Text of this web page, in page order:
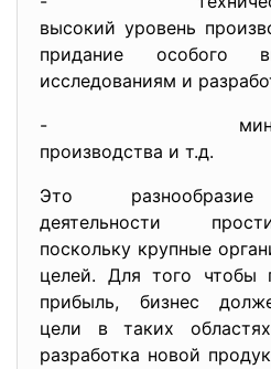
высокий уровень
придание особого
исследованиям и
-
производства и т.д.
Это разнообразие
деятельности
поскольку крупные
целей. Для того чтобы
прибыль, бизнес
цели в таких
разработка новой